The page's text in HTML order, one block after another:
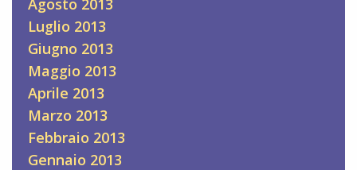
Luglio 2013
Giugno 2013
Maggio 2013
Aprile 2013
Marzo 2013
Febbraio 2013
Gennaio 2013